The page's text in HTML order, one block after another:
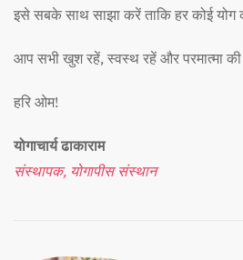
इसे सबके साथ साझा करें ताकि हर कोई योग
आप सभी खुश रहें, स्वस्थ रहें और परमात्मा
हरि ओम!
योगाचार्य ढाकाराम
संस्थापक, योगापीस संस्थान